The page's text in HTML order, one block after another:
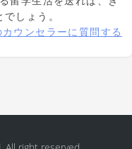
しょう。
カウンセラーに質問する